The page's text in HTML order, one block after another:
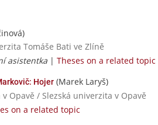
Tomáše Bati ve Zlíně
asistentka | Theses on a related topic
Hojer (Marek Laryš)
Opavě / Slezská univerzita v Opavě
on a related topic